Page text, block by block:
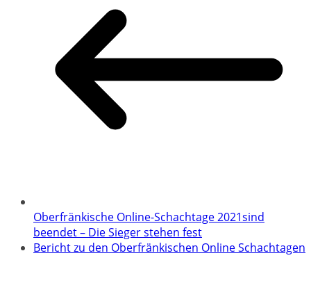
Oberfränkische Online-Schachtage 2021sind
beendet – Die Sieger stehen fest
Bericht zu den Oberfränkischen Online Schachtagen